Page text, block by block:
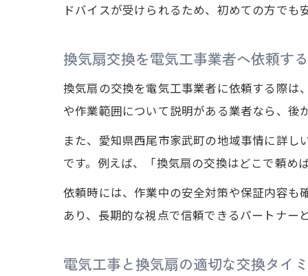
ドバイスが受けられるため、初めての方でも
換気扇交換を電気工事業者へ依頼す
換気扇の交換を電気工事業者に依頼する際は
や作業範囲について説明がある業者なら、後
また、愛知県西尾市家武町の地域事情に詳
です。例えば、「換気扇の交換はどこで頼め
依頼時には、作業中の安全対策や保証内容も
あり、長期的な視点で信頼できるパートナー
電気工事と換気扇の適切な交換タイ